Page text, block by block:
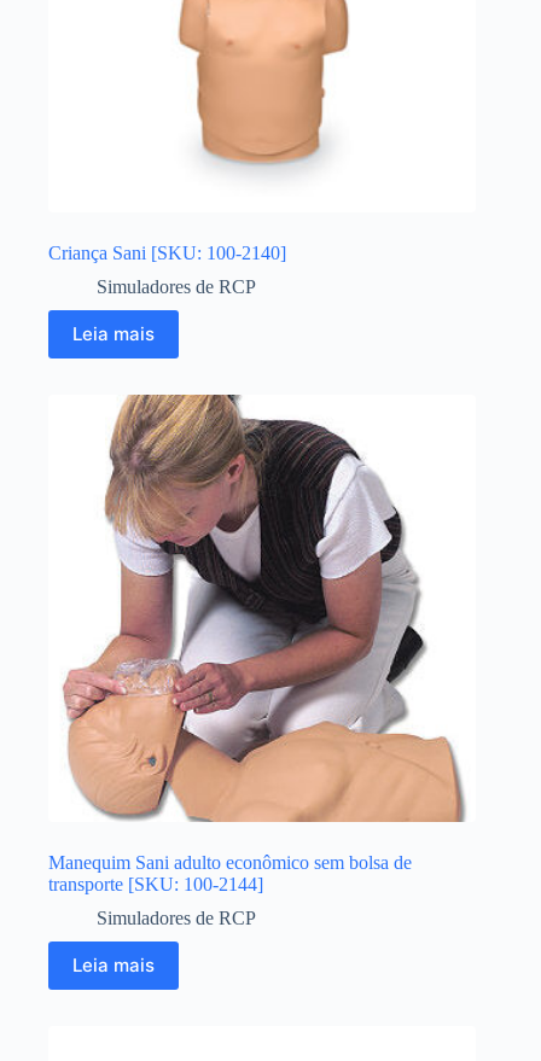
Criança Sani [SKU: 100-2140]
Simuladores de RCP
Leia mais
Manequim Sani adulto econômico sem bolsa de
transporte [SKU: 100-2144]
Simuladores de RCP
Leia mais